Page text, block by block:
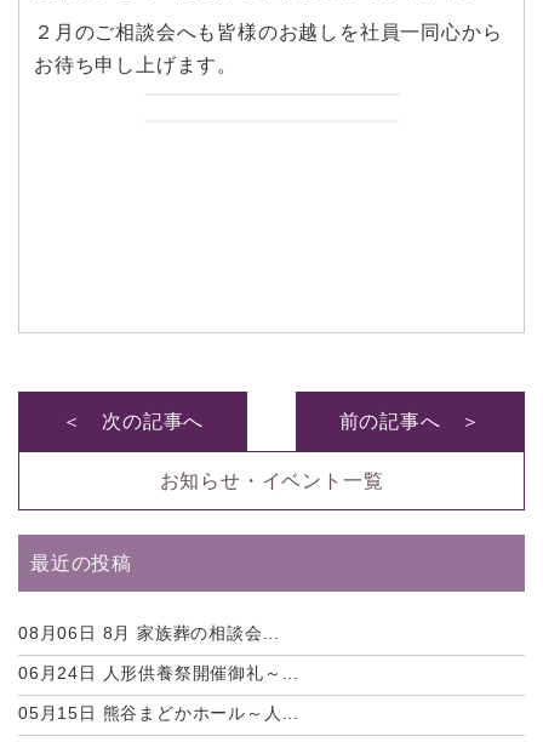
２月のご相談会へも皆様のお越しを社員一同心から
お待ち申し上げます。
＜ 次の記事へ
お知らせ・イベント一覧
前の記事へ ＞
最近の投稿
08月06日 8月 家族葬の相談会...
06月24日 人形供養祭開催御礼～...
05月15日 熊谷まどかホール～人...